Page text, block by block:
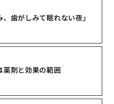
歯がしみて眠れない夜」
薬剤と効果の範囲